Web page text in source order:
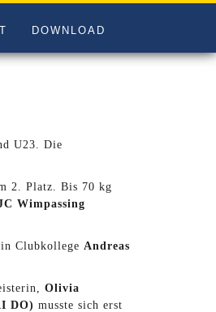
DOWNLOAD
U23. Die
2. Platz. Bis 70 kg
Wimpassing
Clubkollege Andreas
Olivia
DO) musste sich erst